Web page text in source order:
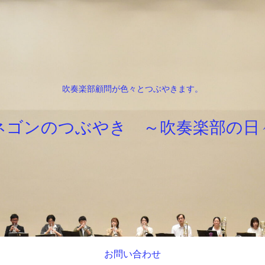
吹奏楽部顧問が色々とつぶやきます。
ゴンのつぶやき ～吹奏楽部の日
お問い合わせ